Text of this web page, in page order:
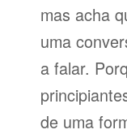
mas acha
uma
a falar.
de uma